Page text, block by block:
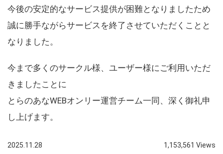
今後の安定的なサービス提供が困難となりましたため
誠に勝手ながらサービスを終了させていただくことと
なりました。
今まで多くのサークル様、ユーザー様にご利用いただ
きましたことに
とらのあなWEBオンリー運営チーム一同、深く御礼申
し上げます。
2025.11.28 1,153,561 Views